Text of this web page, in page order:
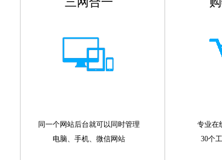
同一个网站后台就可以同时管理
电脑、手机、微信网站
专业在
30个